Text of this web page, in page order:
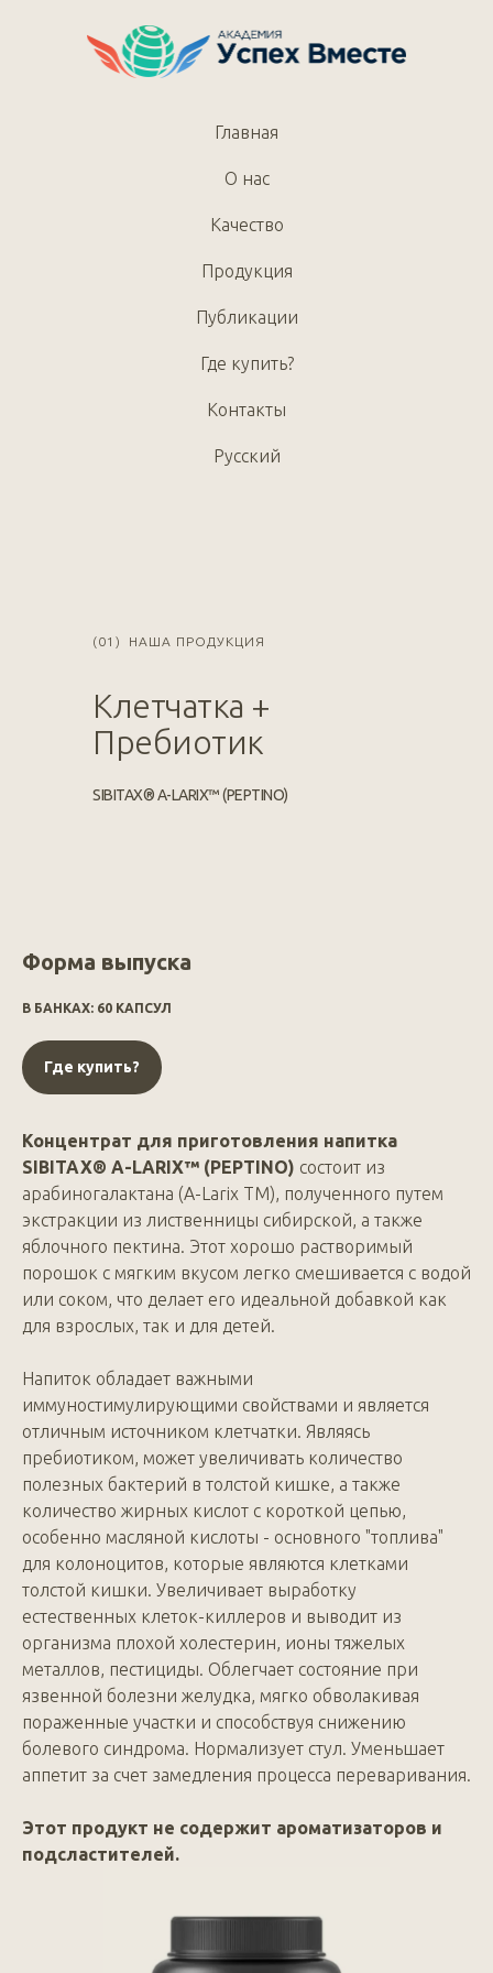
Главная
О нас
Качество
Продукция
Публикации
Где купить?
Контакты
Русский
Клетчатка +
Пребиотик
(01) НАША ПРОДУКЦИЯ
SIBITAX® A-LARIX™ (PEPTINO)
Форма выпуска
В БАНКАХ: 60 КАПСУЛ
Где купить?
Концентрат для приготовления напитка
SIBITAX® A-LARIX™ (PEPTINO) состоит из
арабиногалактана (А-Larix TM), полученного путем
экстракции из лиственницы сибирской, а также
яблочного пектина. Этот хорошо растворимый
порошок с мягким вкусом легко смешивается с водой
или соком, что делает его идеальной добавкой как
для взрослых, так и для детей.
Напиток обладает важными
иммуностимулирующими свойствами и является
отличным источником клетчатки. Являясь
пребиотиком, может увеличивать количество
полезных бактерий в толстой кишке, а также
количество жирных кислот с короткой цепью,
особенно масляной кислоты - основного "топлива"
для колоноцитов, которые являются клетками
толстой кишки. Увеличивает выработку
естественных клеток-киллеров и выводит из
организма плохой холестерин, ионы тяжелых
металлов, пестициды. Облегчает состояние при
язвенной болезни желудка, мягко обволакивая
пораженные участки и способствуя снижению
болевого синдрома. Нормализует стул. Уменьшает
аппетит за счет замедления процесса переваривания.
Этот продукт не содержит ароматизаторов и
подсластителей.